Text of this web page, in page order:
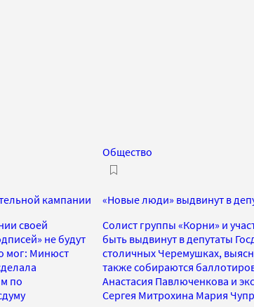
кампании
своей
не будут
мог: Минюст
по
Общество
«Новые люди» выдвинут в
Солист группы «Корни» и
быть выдвинут в депутаты
столичных Черемушках,
также собираются
Анастасия Павлюченкова и
Сергея Митрохина Мария